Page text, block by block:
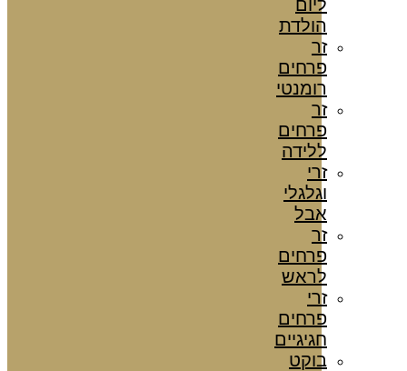
ליום
הולדת
זר
פרחים
רומנטי
זר
פרחים
ללידה
זרי
וגלגלי
אבל
זר
פרחים
לראש
זרי
פרחים
חגיגיים
בוקט